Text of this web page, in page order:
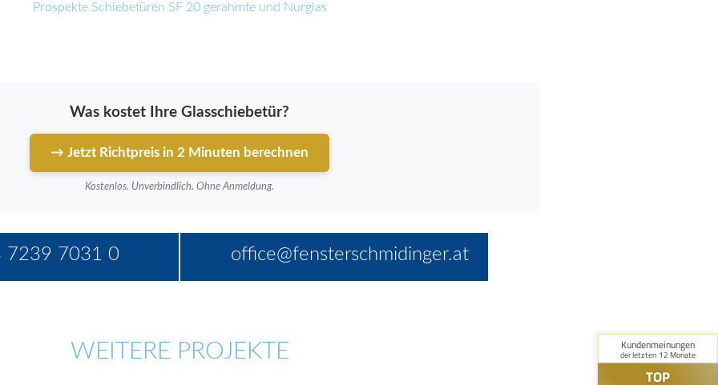
Prospekte Schiebetüren SF 20 gerahmte und Nurglas
Was kostet Ihre Glasschiebetür?
→ Jetzt Richtpreis in 2 Minuten berechnen
Kostenlos. Unverbindlich. Ohne Anmeldung.
7239 7031 0 office@fensterschmidinger.at
WEITERE PROJEKTE